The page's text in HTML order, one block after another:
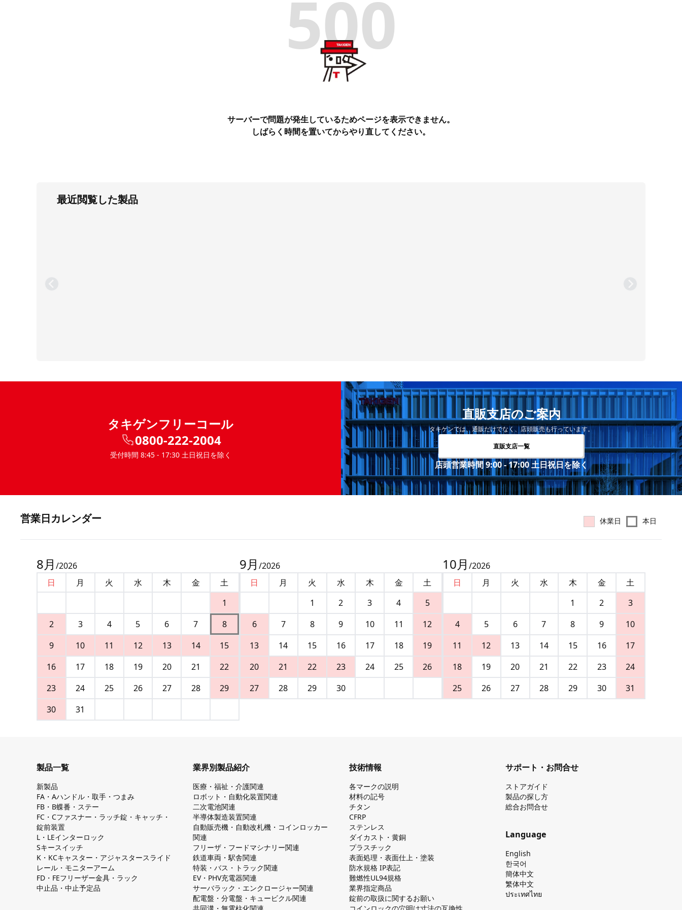
500
サーバーで問題が発生しているためページを表示できません。
しばらく時間を置いてからやり直してください。
最近閲覧した製品
タキゲンフリーコール
0800-222-2004
受付時間 8:45 - 17:30 土日祝日を除く
直販支店のご案内
タキゲンでは、通販だけでなく、店頭販売も行っています。
直販支店一覧
店頭営業時間 9:00 - 17:00 土日祝日を除く
営業⽇カレンダー 休業日 本日
8月 /2026
日
月 火 水 木 金
土
1
2
3 4 5 6 7
8
9
10 11 12 13 14
15
16
17 18 19 20 21
22
23
24 25 26 27 28
29
30
31
9月 /2026
日
月 火 水 木 金
土
1
2 3 4
5
6
7 8 9 10 11
12
13
14 15 16 17 18
19
20
21 22 23 24 25
26
27
28 29 30
10月 /2026
日
月 火 水 木 金
土
1
2
3
4
5 6 7 8 9
10
11
12 13 14 15 16
17
18
19 20 21 22 23
24
25
26 27 28 29 30 31
製品一覧
新製品
FA・Aハンドル・取手・つまみ
FB・B蝶番・ステー
FC・Cファスナー・ラッチ錠・キャッチ・
錠前装置
L・LEインターロック
Sキースイッチ
K・KCキャスター・アジャスタースライド
レール・モニターアーム
FD・FEフリーザー金具・ラック
中止品・中止予定品
業界別製品紹介
医療・福祉・介護関連
ロボット・自動化装置関連
二次電池関連
半導体製造装置関連
自動販売機・自動改札機・コインロッカー
関連
フリーザ・フードマシナリー関連
鉄道車両・駅舎関連
特装・バス・トラック関連
EV・PHV充電器関連
サーバラック・エンクロージャー関連
配電盤・分電盤・キュービクル関連
技術情報
各マークの説明
材料の記号
チタン
CFRP
ステンレス
ダイカスト・⻩銅
プラスチック
表面処理・表面仕上・塗装
防⽔規格 IP表記
難燃性UL94規格
業界指定商品
錠前の取扱に関するお願い
サポート・お問合せ
ストアガイド
製品の探し⽅
総合お問合せ
Language
English
한국어
簡体中文
繁体中文
ประเทศไทย